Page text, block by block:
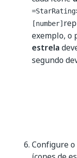
[number]
exemplo, o
estrela
segundo
Configure